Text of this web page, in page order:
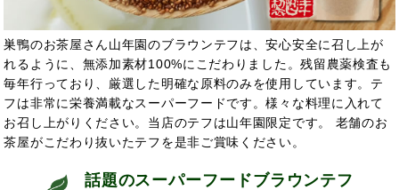
巣鴨のお茶屋さん山年園のブラウンテフは、安心安全に召し上が
れるように、無添加素材100%にこだわりました。残留農薬検査も
毎年行っており、厳選した明確な原料のみを使用しています。テ
フは非常に栄養満載なスーパーフードです。様々な料理に入れて
お召し上がりください。当店のテフは山年園限定です。 老舗のお
茶屋がこだわり抜いたテフを是非ご賞味ください。
話題のスーパーフードブラウンテフ